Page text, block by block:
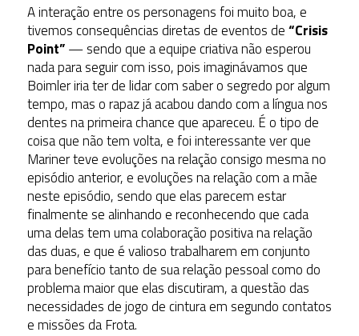
A interação entre os personagens foi muito boa, e
tivemos consequências diretas de eventos de“Crisis
Point”— sendo que a equipe criativa não esperou
nada para seguir com isso, pois imaginávamos que
Boimler iria ter de lidar com saber o segredo por algum
tempo, mas o rapaz já acabou dando com a língua nos
dentes na primeira chance que apareceu. É o tipo de
coisa que não tem volta, e foi interessante ver que
Mariner teve evoluções na relação consigo mesma no
episódio anterior, e evoluções na relação com a mãe
neste episódio, sendo que elas parecem estar
finalmente se alinhando e reconhecendo que cada
uma delas tem uma colaboração positiva na relação
das duas, e que é valioso trabalharem em conjunto
para benefício tanto de sua relação pessoal como do
problema maior que elas discutiram, a questão das
necessidades de jogo de cintura em segundo contatos
e missões da Frota.